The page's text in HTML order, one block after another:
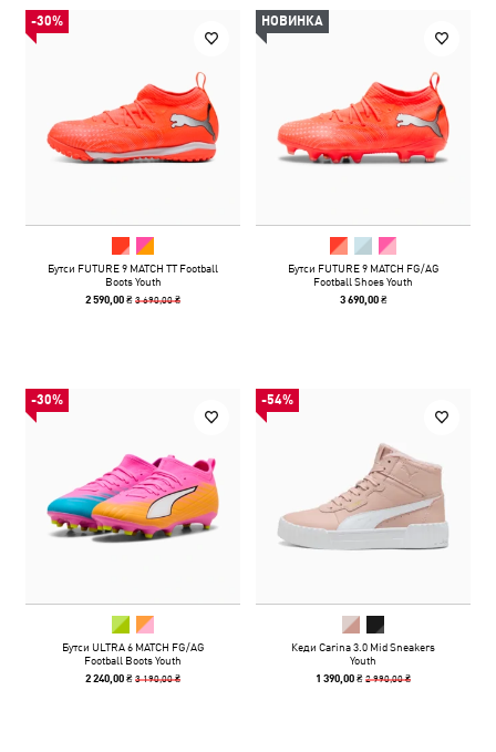
-30%
Бутси FUTURE 9 MATCH TT Football
Boots Youth
2 590,00 ₴3 690,00 ₴
НОВИНКА
Бутси FUTURE 9 MATCH FG/AG
Football Shoes Youth
3 690,00 ₴
-30%
Бутси ULTRA 6 MATCH FG/AG
Football Boots Youth
2 240,00 ₴3 190,00 ₴
-54%
Кеди Carina 3.0 Mid Sneakers
Youth
1 390,00 ₴2 990,00 ₴